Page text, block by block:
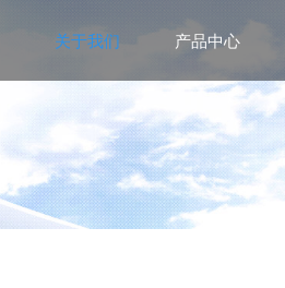
关于我们 产品中心